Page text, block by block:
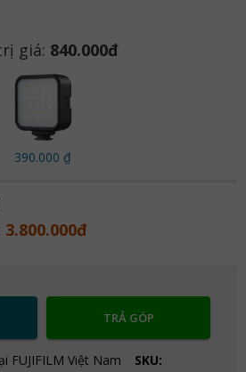
giá: 840.000đ
390.000 ₫
3.800.000đ
TRẢ GÓP
FUJIFILM Việt Nam
SKU: